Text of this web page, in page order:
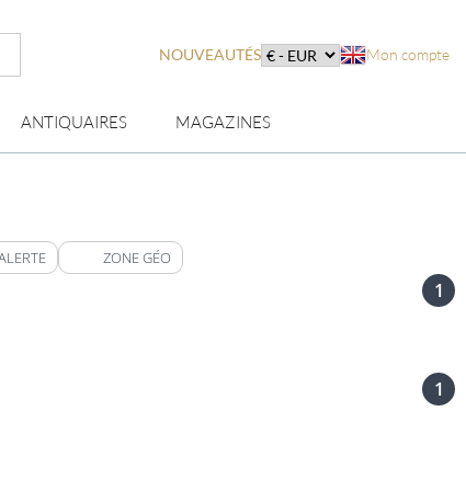
NOUVEAUTÉS Mon compte
ANTIQUAIRES MAGAZINES
ZONE GÉO
1
1